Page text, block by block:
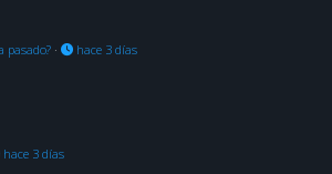
pasado?· hace 3 días
hace 3 días